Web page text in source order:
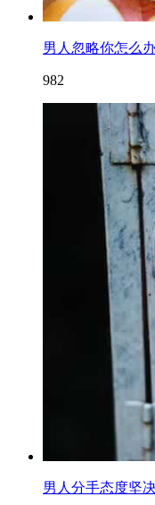
男人忽略你怎么
982
男人分手态度坚